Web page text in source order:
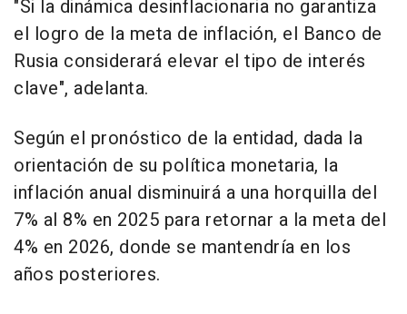
"Si la dinámica desinflacionaria no garantiza
el logro de la meta de inflación, el Banco de
Rusia considerará elevar el tipo de interés
clave", adelanta.
Según el pronóstico de la entidad, dada la
orientación de su política monetaria, la
inflación anual disminuirá a una horquilla del
7% al 8% en 2025 para retornar a la meta del
4% en 2026, donde se mantendría en los
años posteriores.